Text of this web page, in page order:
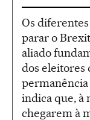
Os
parar o
aliado
dos eleitores
permanência
indica que, à
chegarem à